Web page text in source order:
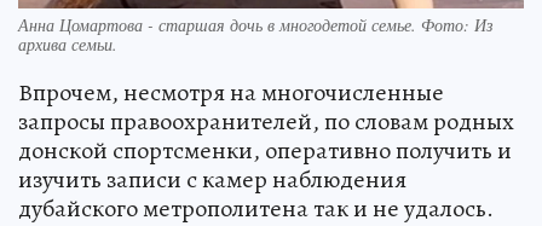
Анна Цомартова - старшая дочь в многодетой семье. Фото: Из
архива семьи.
Впрочем, несмотря на многочисленные
запросы правоохранителей, по словам родных
донской спортсменки, оперативно получить и
изучить записи с камер наблюдения
дубайского метрополитена так и не удалось.